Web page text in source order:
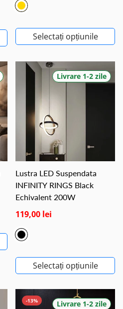
Selectați opțiunile
Livrare 1-2 zile
Lustra LED Suspendata
INFINITY RINGS Black
Echivalent 200W
119,00 lei
Selectați opțiunile
Livrare 1-2 zile
-13%